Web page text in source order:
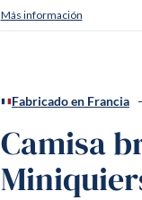
Más información
Fabricado en Francia
Camisa